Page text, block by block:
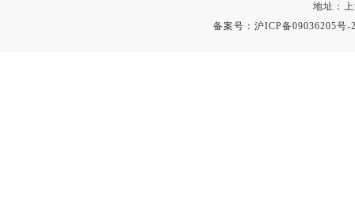
地址：
备案号：沪ICP备09036205号-